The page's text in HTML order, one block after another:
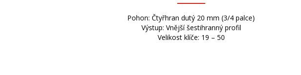
Pohon: Čtyřhran dutý 20 mm (3/4 palce)
Výstup: Vnější šestihranný profil
Velikost klíče: 19 – 50